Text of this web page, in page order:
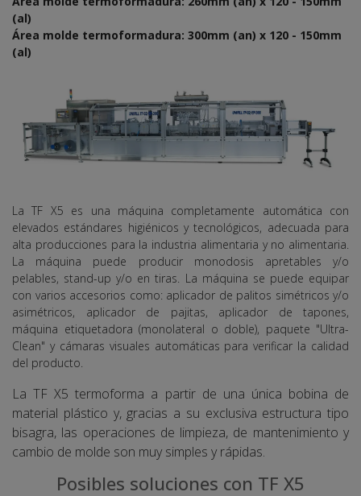
(al)
Área molde termoformadura: 300mm (an) x 120 - 150mm
(al)
La TF X5 es una máquina completamente automática con
elevados estándares higiénicos y tecnológicos, adecuada para
alta producciones para la industria alimentaria y no alimentaria.
La máquina puede producir monodosis apretables y/o
pelables, stand-up y/o en tiras. La máquina se puede equipar
con varios accesorios como: aplicador de palitos simétricos y/o
asimétricos, aplicador de pajitas, aplicador de tapones,
máquina etiquetadora (monolateral o doble), paquete "Ultra-
Clean" y cámaras visuales automáticas para verificar la calidad
del producto.
La TF X5 termoforma a partir de una única bobina de
material plástico y, gracias a su exclusiva estructura tipo
bisagra, las operaciones de limpieza, de mantenimiento y
cambio de molde son muy simples y rápidas.
Posibles soluciones con TF X5